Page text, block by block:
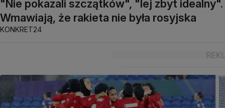
"Nie pokazali szczątków", "lej zbyt idealny".
Wmawiają, że rakieta nie była rosyjska
KONKRET24